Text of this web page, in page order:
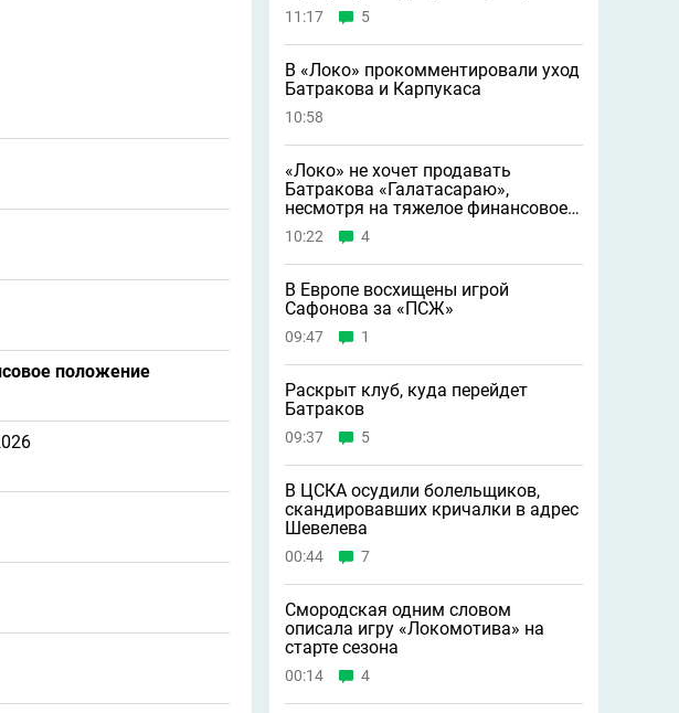
положение
11:17 5
В «Локо» прокомментировали уход
Батракова и Карпукаса
10:58
«Локо» не хочет продавать
Батракова «Галатасараю»,
несмотря на тяжелое финансовое
положение
10:22 4
В Европе восхищены игрой
Сафонова за «ПСЖ»
09:47 1
Раскрыт клуб, куда перейдет
Батраков
09:37 5
В ЦСКА осудили болельщиков,
скандировавших кричалки в адрес
Шевелева
00:44 7
Смородская одним словом
описала игру «Локомотива» на
старте сезона
00:14 4